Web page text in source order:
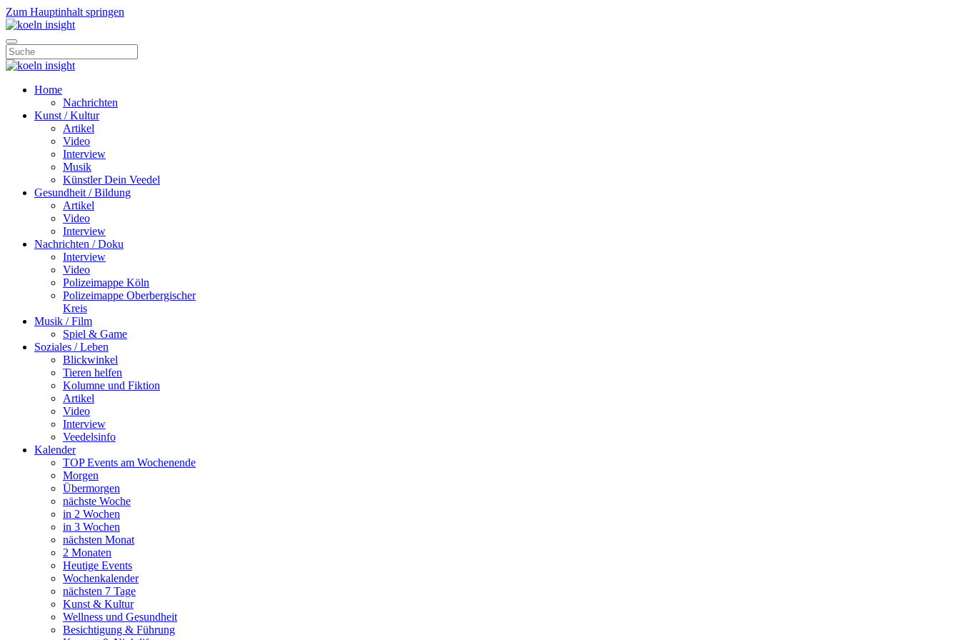
Zum Hauptinhalt springen
Home
Nachrichten
Kunst / Kultur
Artikel
Video
Interview
Musik
Künstler Dein Veedel
Gesundheit / Bildung
Artikel
Video
Interview
Nachrichten / Doku
Interview
Video
Polizeimappe Köln
Polizeimappe Oberbergischer
Kreis
Musik / Film
Spiel & Game
Soziales / Leben
Blickwinkel
Tieren helfen
Kolumne und Fiktion
Artikel
Video
Interview
Veedelsinfo
Kalender
TOP Events am Wochenende
Morgen
Übermorgen
nächste Woche
in 2 Wochen
in 3 Wochen
nächsten Monat
2 Monaten
Heutige Events
Wochenkalender
nächsten 7 Tage
Kunst & Kultur
Wellness und Gesundheit
Besichtigung & Führung